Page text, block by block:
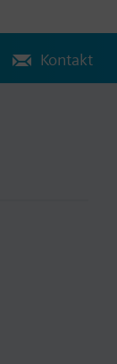
Kontakt